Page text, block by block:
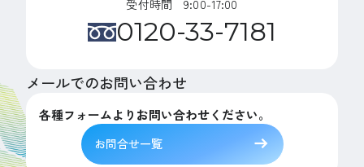
受付時間 9:00-17:00
0120-33-7181
メールでのお問い合わせ
各種フォームよりお問い合わせください。
お問合せ一覧